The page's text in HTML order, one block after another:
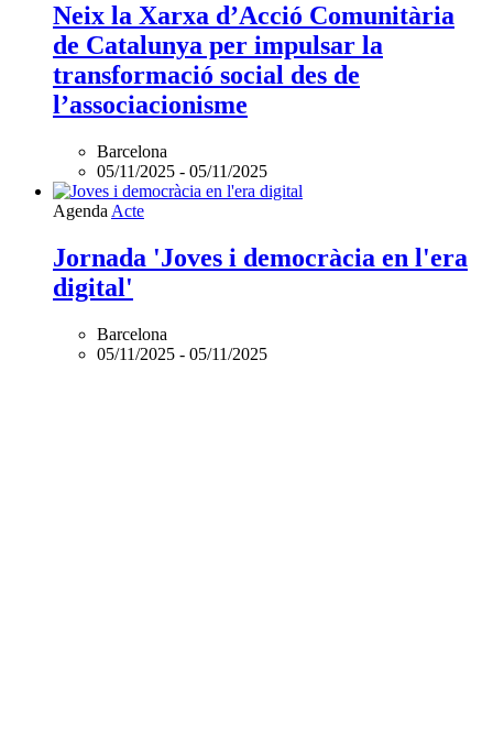
Neix la Xarxa d’Acció Comunitària
de Catalunya per impulsar la
transformació social des de
l’associacionisme
Barcelona
05/11/2025 - 05/11/2025
Agenda Acte
Jornada 'Joves i democràcia en l'era
digital'
Barcelona
05/11/2025 - 05/11/2025